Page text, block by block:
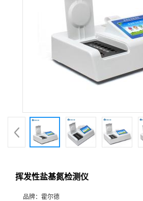
挥发性盐基氮检测仪
品牌： 霍尔德